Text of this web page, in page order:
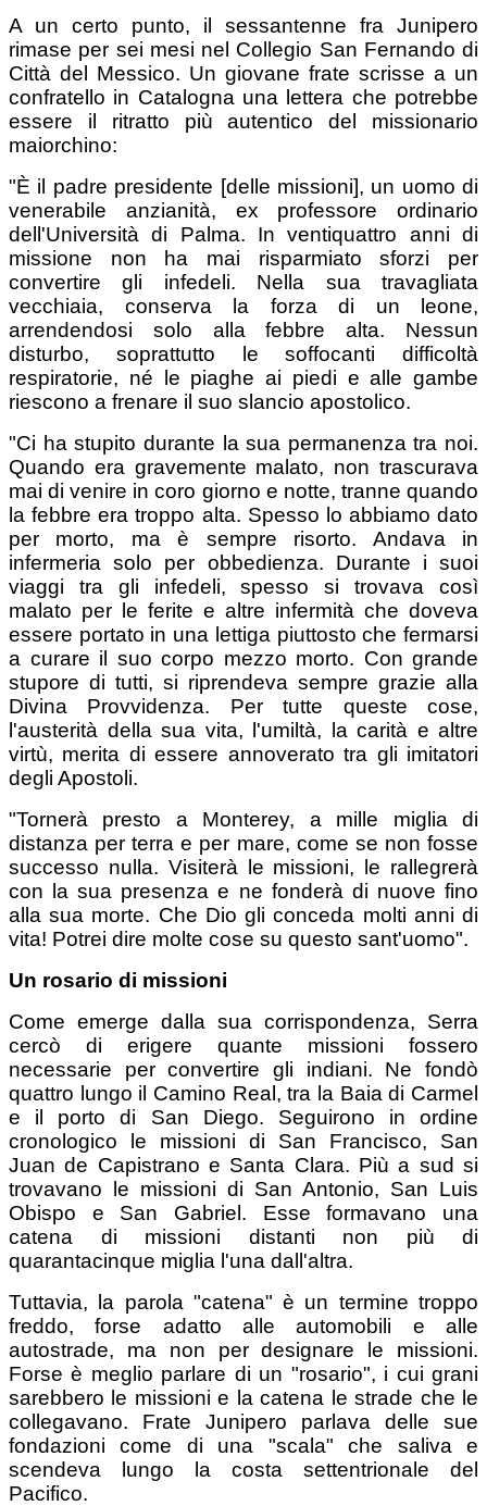
A un certo punto, il sessantenne fra Junipero
rimase per sei mesi nel Collegio San Fernando di
Città del Messico. Un giovane frate scrisse a un
confratello in Catalogna una lettera che potrebbe
essere il ritratto più autentico del missionario
maiorchino:
"È il padre presidente [delle missioni], un uomo di
venerabile anzianità, ex professore ordinario
dell'Università di Palma. In ventiquattro anni di
missione non ha mai risparmiato sforzi per
convertire gli infedeli. Nella sua travagliata
vecchiaia, conserva la forza di un leone,
arrendendosi solo alla febbre alta. Nessun
disturbo, soprattutto le soffocanti difficoltà
respiratorie, né le piaghe ai piedi e alle gambe
riescono a frenare il suo slancio apostolico.
"Ci ha stupito durante la sua permanenza tra noi.
Quando era gravemente malato, non trascurava
mai di venire in coro giorno e notte, tranne quando
la febbre era troppo alta. Spesso lo abbiamo dato
per morto, ma è sempre risorto. Andava in
infermeria solo per obbedienza. Durante i suoi
viaggi tra gli infedeli, spesso si trovava così
malato per le ferite e altre infermità che doveva
essere portato in una lettiga piuttosto che fermarsi
a curare il suo corpo mezzo morto. Con grande
stupore di tutti, si riprendeva sempre grazie alla
Divina Provvidenza. Per tutte queste cose,
l'austerità della sua vita, l'umiltà, la carità e altre
virtù, merita di essere annoverato tra gli imitatori
degli Apostoli.
"Tornerà presto a Monterey, a mille miglia di
distanza per terra e per mare, come se non fosse
successo nulla. Visiterà le missioni, le rallegrerà
con la sua presenza e ne fonderà di nuove fino
alla sua morte. Che Dio gli conceda molti anni di
vita! Potrei dire molte cose su questo sant'uomo".
Un rosario di missioni
Come emerge dalla sua corrispondenza, Serra
cercò di erigere quante missioni fossero
necessarie per convertire gli indiani. Ne fondò
quattro lungo il Camino Real, tra la Baia di Carmel
e il porto di San Diego. Seguirono in ordine
cronologico le missioni di San Francisco, San
Juan de Capistrano e Santa Clara. Più a sud si
trovavano le missioni di San Antonio, San Luis
Obispo e San Gabriel. Esse formavano una
catena di missioni distanti non più di
quarantacinque miglia l'una dall'altra.
Tuttavia, la parola "catena" è un termine troppo
freddo, forse adatto alle automobili e alle
autostrade, ma non per designare le missioni.
Forse è meglio parlare di un "rosario", i cui grani
sarebbero le missioni e la catena le strade che le
collegavano. Frate Junipero parlava delle sue
fondazioni come di una "scala" che saliva e
scendeva lungo la costa settentrionale del
Pacifico.